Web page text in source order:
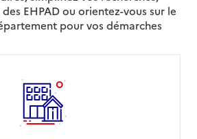
EHPAD ou orientez-vous sur le
pour vos démarches